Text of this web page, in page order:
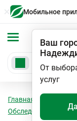
Мобильное
Ваш
От
услуг
Да
Главная
Обследование на